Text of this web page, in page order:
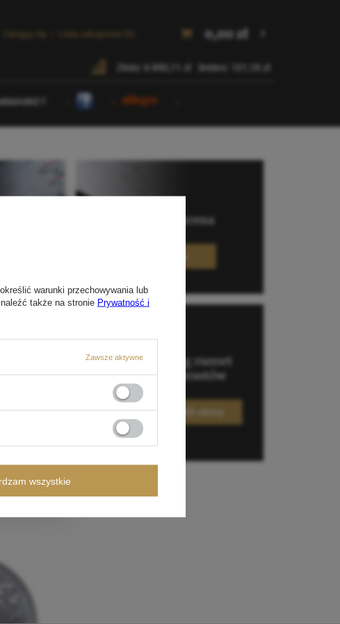
określić warunki przechowywania lub
także na stronie Prywatność i
Zawsze aktywne
wszystkie